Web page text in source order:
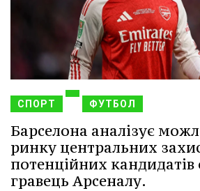
СПОРТ ФУТБОЛ
Барселона аналізує
ринку центральних
потенційних кандидатів
гравець Арсеналу.